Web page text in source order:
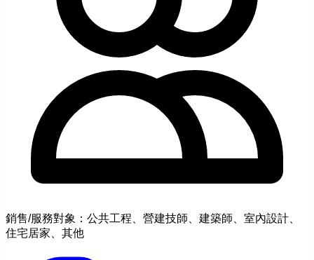
銷售/服務對象：公共工程、營建技師、建築師、室內設計、
住宅居家、其他